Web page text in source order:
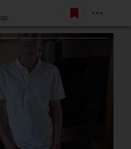
Belépés